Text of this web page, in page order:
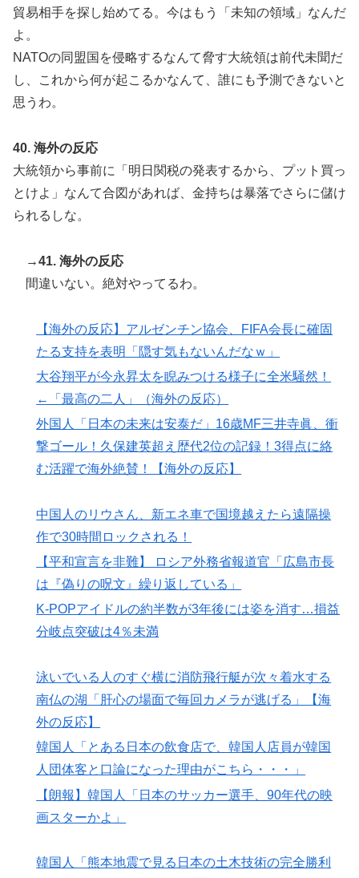
貿易相手を探し始めてる。今はもう「未知の領域」なんだ
よ。
NATOの同盟国を侵略するなんて脅す大統領は前代未聞だ
し、これから何が起こるかなんて、誰にも予測できないと
思うわ。
40. 海外の反応
大統領から事前に「明日関税の発表するから、プット買っ
とけよ」なんて合図があれば、金持ちは暴落でさらに儲け
られるしな。
→41. 海外の反応
間違いない。絶対やってるわ。
【海外の反応】アルゼンチン協会、FIFA会長に確固
たる支持を表明「隠す気もないんだなｗ」
大谷翔平が今永昇太を睨みつける様子に全米騒然！
←「最高の二人」（海外の反応）
外国人「日本の未来は安泰だ」16歳MF三井寺眞、衝
撃ゴール！久保建英超え歴代2位の記録！3得点に絡
む活躍で海外絶賛！【海外の反応】
中国人のリウさん、新エネ車で国境越えたら遠隔操
作で30時間ロックされる！
【平和宣言を非難】 ロシア外務省報道官「広島市長
は『偽りの呪文』繰り返している」
K-POPアイドルの約半数が3年後には姿を消す…損益
分岐点突破は4％未満
泳いでいる人のすぐ横に消防飛行艇が次々着水する
南仏の湖「肝心の場面で毎回カメラが逃げる」【海
外の反応】
韓国人「とある日本の飲食店で、韓国人店員が韓国
人団体客と口論になった理由がこちら・・・」
【朗報】韓国人「日本のサッカー選手、90年代の映
画スターかよ」
韓国人「熊本地震で見る日本の土木技術の完全勝利